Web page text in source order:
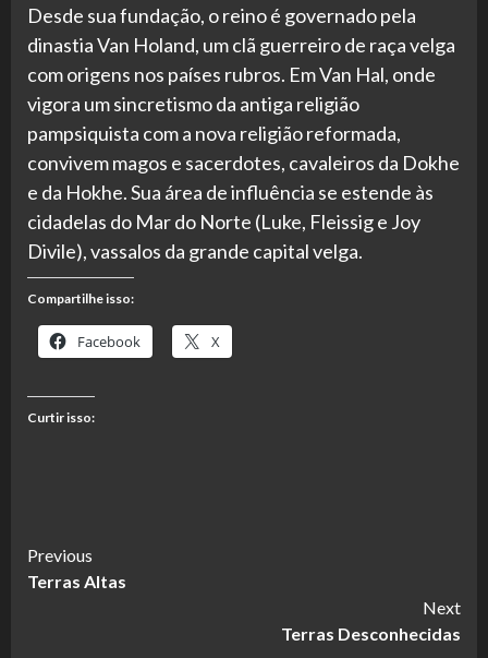
Desde sua fundação, o reino é governado pela
dinastia Van Holand, um clã guerreiro de raça velga
com origens nos países rubros. Em Van Hal, onde
vigora um sincretismo da antiga religião
pampsiquista com a nova religião reformada,
convivem magos e sacerdotes, cavaleiros da Dokhe
e da Hokhe. Sua área de influência se estende às
cidadelas do Mar do Norte (Luke, Fleissig e Joy
Divile), vassalos da grande capital velga.
Compartilhe isso:
Facebook X
Curtir isso:
Continue
Reading
Previous
Terras Altas
Next
Terras Desconhecidas